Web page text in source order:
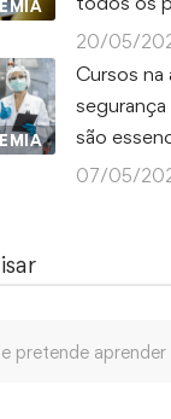
20/05/
Cursos na
são
07/05/